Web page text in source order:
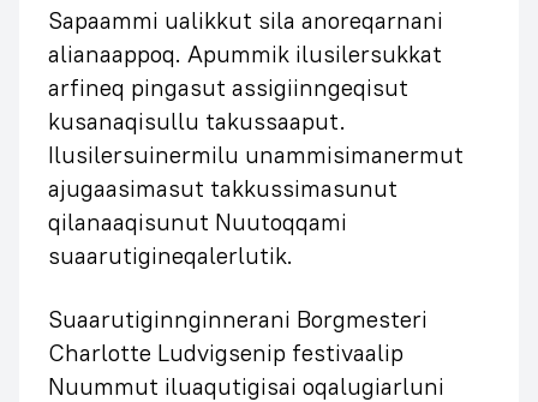
Sapaammi ualikkut sila anoreqarnani
alianaappoq. Apummik ilusilersukkat
arfineq pingasut assigiinngeqisut
kusanaqisullu takussaaput.
Ilusilersuinermilu unammisimanermut
ajugaasimasut takkussimasunut
qilanaaqisunut Nuutoqqami
suaarutigineqalerlutik.
Suaarutiginnginnerani Borgmesteri
Charlotte Ludvigsenip festivaalip
Nuummut iluaqutigisai oqalugiarluni